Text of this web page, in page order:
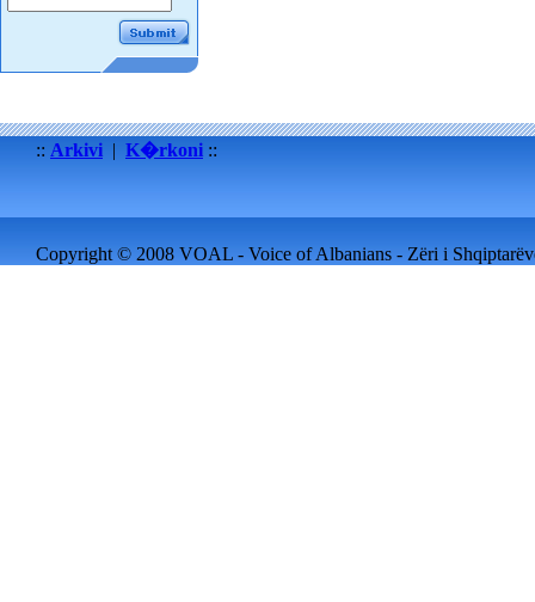
:: Arkivi | K�rkoni ::
Copyright © 2008 VOAL - Voice of Albanians - Zëri i